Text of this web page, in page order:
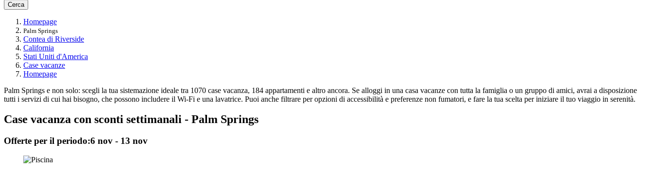
Cerca
Homepage
Palm Springs
Contea di Riverside
California
Stati Uniti d'America
Case vacanze
Homepage
Palm Springs e non solo: scegli la tua sistemazione ideale tra 1070 case vacanza, 184 appartamenti e altro ancora. Se alloggi in una casa vacanze con tutta la famiglia o un gruppo di amici, avrai a disposizione
tutti i servizi di cui hai bisogno, che possono includere il Wi-Fi e una lavatrice. Puoi anche filtrare per opzioni di accessibilità e preferenze non fumatori, e fare la tua scelta per iniziare il tuo viaggio in serenità.
Case vacanza con sconti settimanali - Palm Springs
Offerte per il periodo:6 nov - 13 nov